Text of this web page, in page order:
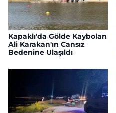
Kapaklı'da Gölde Kaybolan
Ali Karakan'ın Cansız
Bedenine Ulaşıldı